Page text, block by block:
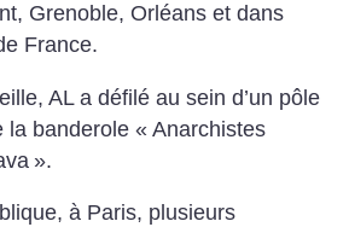
Grenoble, Orléans et dans
France.
AL a défilé au sein d’un pôle
la banderole « Anarchistes
».
à Paris, plusieurs